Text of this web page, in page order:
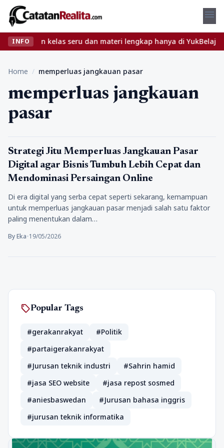
menu
INFO kelas seru dan materi lengkap hanya di
Home / memperluas jangkauan pasar
memperluas jangkauan
pasar
sosmed
Strategi Jitu Memperluas Jangkauan Pasar
Digital agar Bisnis Tumbuh Lebih Cepat dan
Mendominasi Persaingan Online
Di era digital yang serba cepat seperti sekarang, kemampuan
untuk memperluas jangkauan pasar menjadi salah satu faktor
paling menentukan dalam…
By Eka•19/05/2026
sellPopular Tags
#gerakanrakyat
#Politik
#partaigerakanrakyat
#Jurusan teknik industri
#Sahrin hamid
#jasa SEO website
#jasa repost sosmed
#aniesbaswedan
#Jurusan bahasa inggris
#jurusan teknik informatika